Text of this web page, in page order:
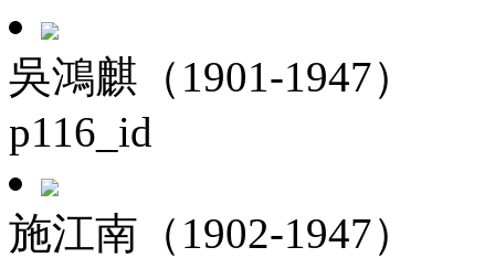
吳鴻麒（1901-1947）
p116_id
施江南（1902-1947）